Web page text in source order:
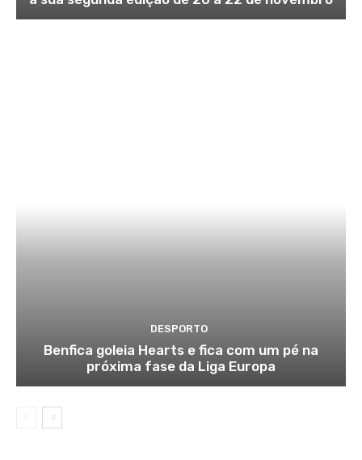
DESPORTO
Benfica goleia Hearts e fica com um pé na
próxima fase da Liga Europa